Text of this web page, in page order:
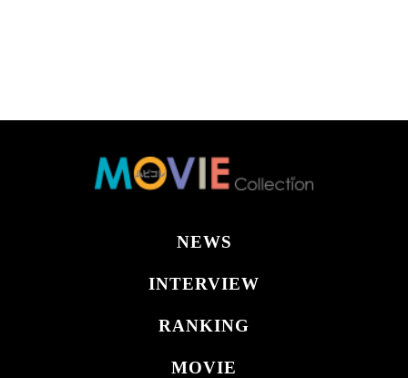
NEWS
INTERVIEW
RANKING
MOVIE